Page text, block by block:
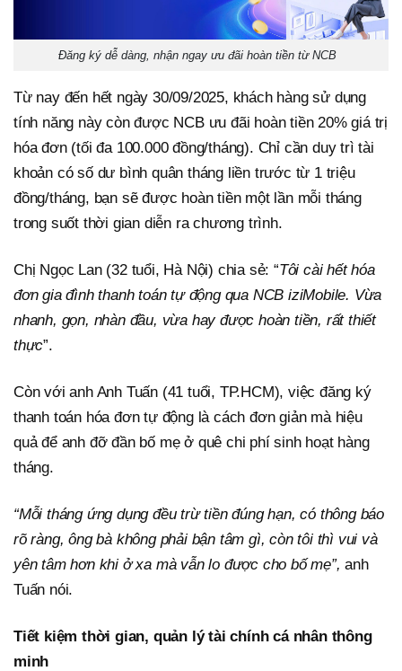
Đăng ký dễ dàng, nhận ngay ưu đãi hoàn tiền từ NCB
Từ nay đến hết ngày 30/09/2025, khách hàng sử dụng
tính năng này còn được NCB ưu đãi hoàn tiền 20% giá trị
hóa đơn (tối đa 100.000 đồng/tháng). Chỉ cần duy trì tài
khoản có số dư bình quân tháng liền trước từ 1 triệu
đồng/tháng, bạn sẽ được hoàn tiền một lần mỗi tháng
trong suốt thời gian diễn ra chương trình.
Chị Ngọc Lan (32 tuổi, Hà Nội) chia sẻ: “Tôi cài hết hóa
đơn gia đình thanh toán tự động qua NCB iziMobile. Vừa
nhanh, gọn, nhàn đầu, vừa hay được hoàn tiền, rất thiết
thực”.
Còn với anh Anh Tuấn (41 tuổi, TP.HCM), việc đăng ký
thanh toán hóa đơn tự động là cách đơn giản mà hiệu
quả để anh đỡ đần bố mẹ ở quê chi phí sinh hoạt hàng
tháng.
“Mỗi tháng ứng dụng đều trừ tiền đúng hạn, có thông báo
rõ ràng, ông bà không phải bận tâm gì, còn tôi thì vui và
yên tâm hơn khi ở xa mà vẫn lo được cho bố mẹ”,anh
Tuấn nói.
Tiết kiệm thời gian, quản lý tài chính cá nhân thông
minh